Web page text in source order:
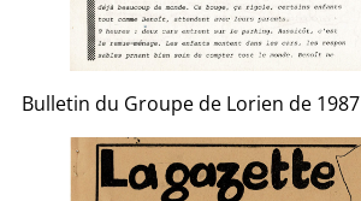
Bulletin du Groupe de Lorien de 1987